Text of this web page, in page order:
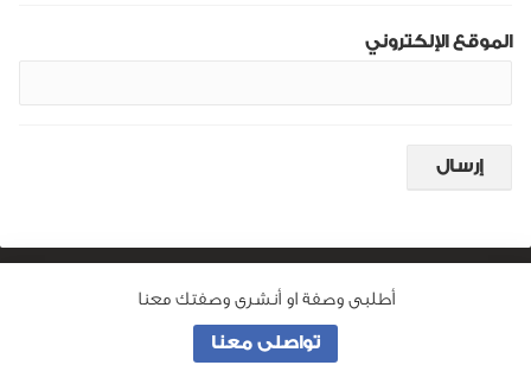
أطلبى وصفة او أنشرى وصفتك معنا
تواصلى معنا
الموقع الإلكتروني
من نحن
جميع الحقوق محفوظة لـوصفة ماما